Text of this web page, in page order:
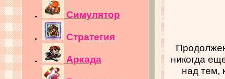
Симулятор
Стратегия
Аркада
никогда
над тем,